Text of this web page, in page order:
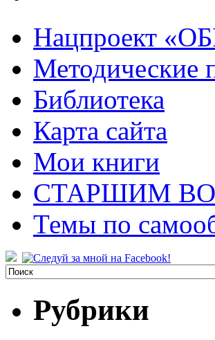
Нацпроект
Методические
Библиотека
Карта сайта
Мои книги
СТАРШИМ
Темы по
Рубрики